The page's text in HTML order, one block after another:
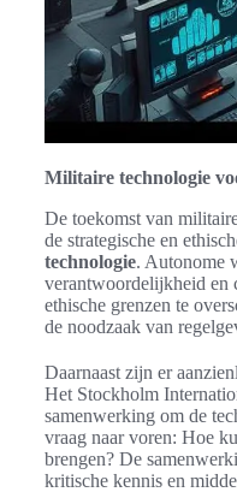
Militaire technologie
De toekomst van
de strategische en
technologie. Autonome
verantwoordelijkheid en
ethische grenzen te
de noodzaak van
Daarnaast zijn er
Het Stockholm
samenwerking om de
vraag naar voren: Hoe
brengen? De
kritische kennis en